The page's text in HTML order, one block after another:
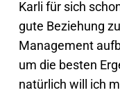
Karli für sich
gute Beziehung
Management
um die besten
natürlich will ich